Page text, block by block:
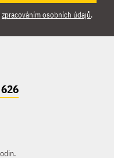
zpracováním osobních údajů.